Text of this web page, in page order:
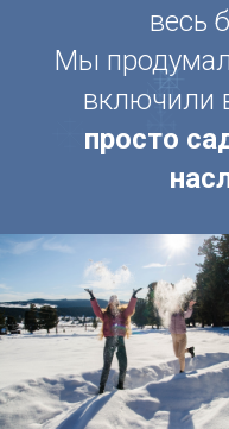
весь
Мы
включили
просто